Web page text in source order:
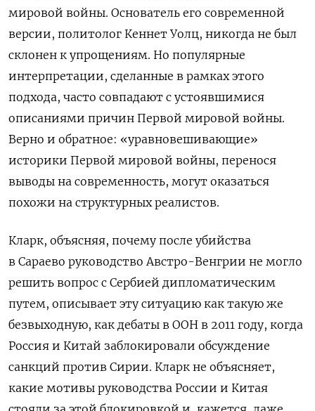
мировой войны. Основатель его современной
версии, политолог Кеннет Уолц, никогда не был
склонен к упрощениям. Но популярные
интерпретации, сделанные в рамках этого
подхода, часто совпадают с устоявшимися
описаниями причин Первой мировой войны.
Верно и обратное: «уравновешивающие»
историки Первой мировой войны, перенося
выводы на современность, могут оказаться
похожи на структурных реалистов.
Кларк, объясняя, почему после убийства
в Сараево руководство Австро-Венгрии не могло
решить вопрос с Сербией дипломатическим
путем, описывает эту ситуацию как такую же
безвыходную, как дебаты в ООН в 2011 году, когда
Россия и Китай заблокировали обсуждение
санкций против Сирии. Кларк не объясняет,
какие мотивы руководства России и Китая